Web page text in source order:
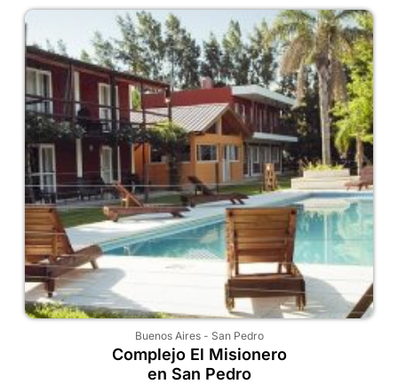
Buenos Aires- San Pedro
Complejo El Misionero
en San Pedro